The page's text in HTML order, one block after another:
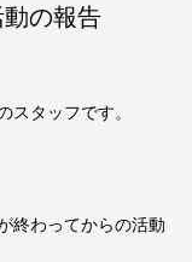
の報告
スタッフです。
終わってからの活動